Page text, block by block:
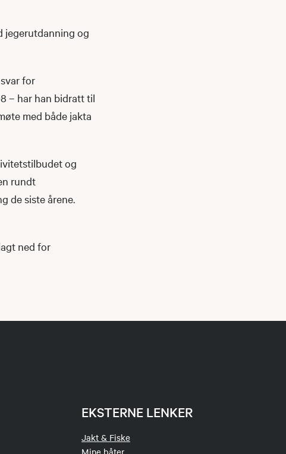
jegerutdanning og
for
– har han bidratt til
med både jakta
og
rundt
de siste årene.
ned for
EKSTERNE LENKER
Jakt & Fiske
Mine båter